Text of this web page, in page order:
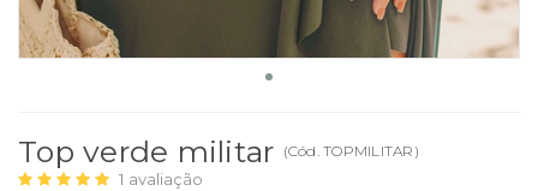
Top verde militar (Cód. TOPMILITAR )
1 avaliação